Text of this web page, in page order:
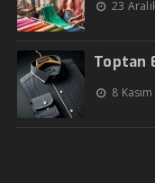
23
Toptan
8